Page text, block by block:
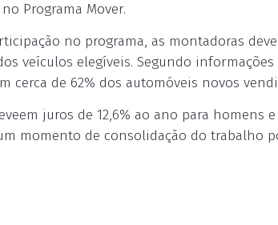
Programa Mover.
no programa, as montadoras
veículos elegíveis. Segundo
cerca de 62% dos automóveis novos
juros de 12,6% ao ano para homens
momento de consolidação do trabalho